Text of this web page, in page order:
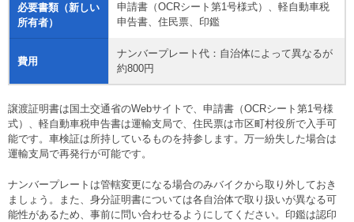
必要書類（新しい
所有者）
申請書（OCRシート第1号様式）、軽自動車税
申告書、住民票、印鑑
費用
ナンバープレート代：自治体によって異なるが
約800円
譲渡証明書は国土交通省のWebサイトで、申請書（OCRシート第1号様
式）、軽自動車税申告書は運輸支局で、住民票は市区町村役所で入手可
能です。車検証は所持しているものを持参します。万一紛失した場合は
運輸支局で再発行が可能です。
ナンバープレートは管轄変更になる場合のみバイクから取り外しておき
ましょう。また、身分証明書については各自治体で取り扱いが異なる可
能性があるため、事前に問い合わせるようにしてください。印鑑は認印